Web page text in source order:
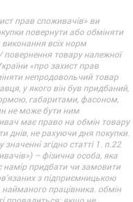
прав споживачів» ви
повернути або обміняти
всіх норм
товару належної
«про захист прав
непродовольчий товар
у якого він був придбаний,
габаритами, фасоном,
не може бути ним
має право на обмін товару
днів, не рахуючи дня покупки.
згідно статті 1. п.22
– фізична особа, яка
намір придбати чи замовити
з підприємницькою
найманого працівника. обмін
провадиться: якщо не